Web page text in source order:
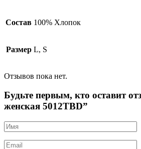
Состав 100% Хлопок
Размер L, S
Отзывов пока нет.
Будьте первым, кто оставит
женская 5012TBD”